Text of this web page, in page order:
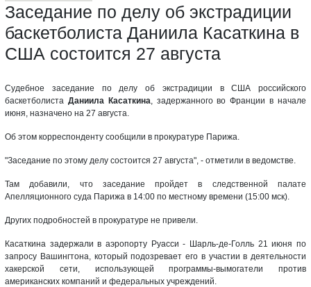
Заседание по делу об экстрадиции
баскетболиста Даниила Касаткина в
США состоится 27 августа
Судебное заседание по делу об экстрадиции в США российского
баскетболиста Даниила Касаткина, задержанного во Франции в начале
июня, назначено на 27 августа.
Об этом корреспонденту сообщили в прокуратуре Парижа.
"Заседание по этому делу состоится 27 августа", - отметили в ведомстве.
Там добавили, что заседание пройдет в следственной палате
Апелляционного суда Парижа в 14:00 по местному времени (15:00 мск).
Других подробностей в прокуратуре не привели.
Касаткина задержали в аэропорту Руасси - Шарль-де-Голль 21 июня по
запросу Вашингтона, который подозревает его в участии в деятельности
хакерской сети, использующей программы-вымогатели против
американских компаний и федеральных учреждений.